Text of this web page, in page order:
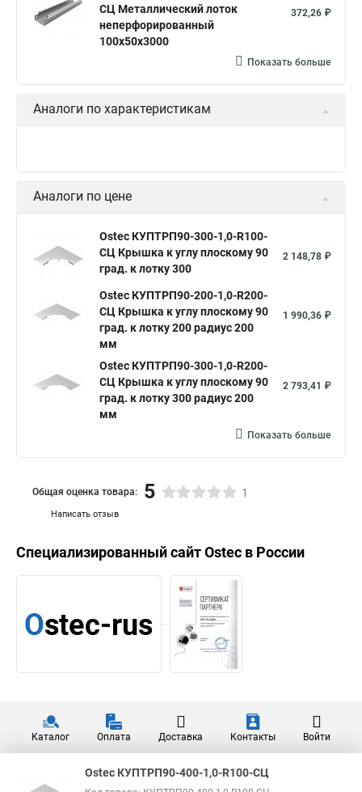
СЦ Металлический лоток
неперфорированный
100х50х3000
372,26 ₽
Показать больше
Аналоги по характеристикам
Аналоги по цене
Ostec КУПТРП90-300-1,0-R100-
СЦ Крышка к углу плоскому 90
град. к лотку 300
2 148,78 ₽
Ostec КУПТРП90-200-1,0-R200-
СЦ Крышка к углу плоскому 90
град. к лотку 200 радиус 200
мм
1 990,36 ₽
Ostec КУПТРП90-300-1,0-R200-
СЦ Крышка к углу плоскому 90
град. к лотку 300 радиус 200
мм
2 793,41 ₽
Показать больше
Написать отзыв
Общая оценка товара: 5 1
Специализированный сайтOstec в России
Каталог Оплата Доставка Контакты Войти
Ostec КУПТРП90-400-1,0-R100-СЦ